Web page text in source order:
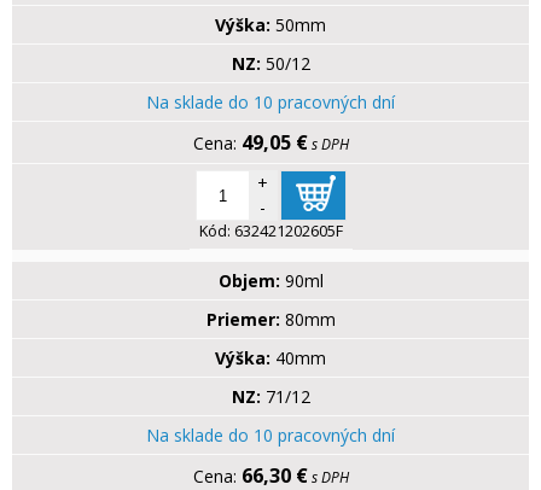
Výška: 50mm
NZ: 50/12
Na sklade do 10 pracovných dní
49,05 € s DPH
+
-
Kód: 632421202605F
Objem: 90ml
Priemer: 80mm
Výška: 40mm
NZ: 71/12
Na sklade do 10 pracovných dní
66,30 € s DPH